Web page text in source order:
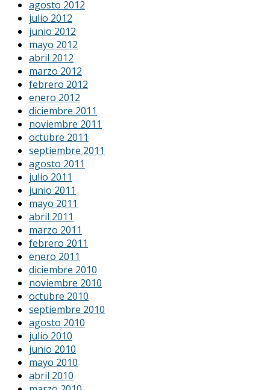
agosto 2012
julio 2012
junio 2012
mayo 2012
abril 2012
marzo 2012
febrero 2012
enero 2012
diciembre 2011
noviembre 2011
octubre 2011
septiembre 2011
agosto 2011
julio 2011
junio 2011
mayo 2011
abril 2011
marzo 2011
febrero 2011
enero 2011
diciembre 2010
noviembre 2010
octubre 2010
septiembre 2010
agosto 2010
julio 2010
junio 2010
mayo 2010
abril 2010